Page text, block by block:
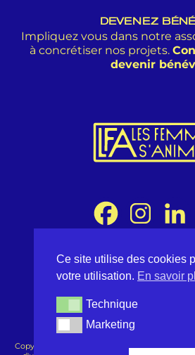
DEVENEZ
Impliquez vous dans notre
à concrétiser nos projets.
devenir
Association Les
8 rue Desargues 75011
Copyright ©2026 Les Femmes s'Animent -
Ce site utilise des cookies
votre utilisation. En savoir
TechniqueTechnique
MarketingMarketing